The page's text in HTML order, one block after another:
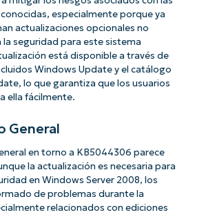
especialmente porque ya
actualizaciones opcionales no
la seguridad para este sistema
está disponible a través de
Windows Update y el catálogo
lo que garantiza que los usuarios
ella fácilmente.
General
en torno a KB5044306 parece
la actualización es necesaria para
en Windows Server 2008, los
de problemas durante la
relacionados con ediciones